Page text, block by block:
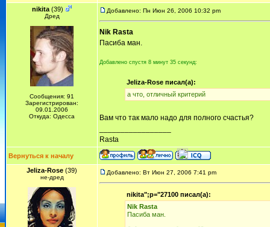
nikita (39)
Дред
Сообщения: 91
Зарегистрирован:
09.01.2006
Откуда: Одесса
Добавлено: Пн Июн 26, 2006 10:32 pm
Nik Rasta
Пасиба ман.
Добавлено спустя 8 минут 35 секунд:
Jeliza-Rose писал(а):
а что, отличный критерий
Вам что так мало надо для полного счастья?
Rasta
Вернуться к началу
Jeliza-Rose (39)
не-дред
Добавлено: Вт Июн 27, 2006 7:41 pm
nikita";p="27100 писал(а):
Nik Rasta
Пасиба ман.